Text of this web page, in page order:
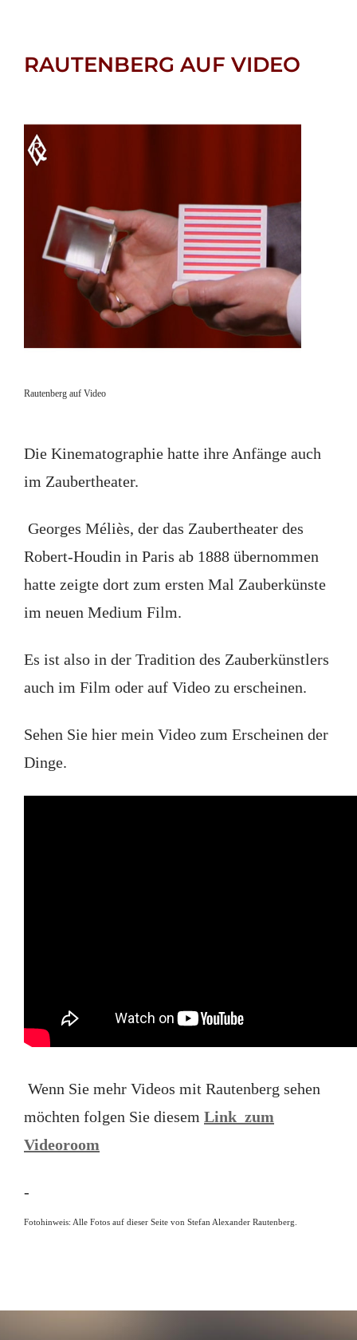
RAUTENBERG AUF VIDEO
Rautenberg auf Video
Die Kinematographie hatte ihre Anfänge auch
im Zaubertheater.
Georges Méliès, der das Zaubertheater des
Robert-Houdin in Paris ab 1888 übernommen
hatte zeigte dort zum ersten Mal Zauberkünste
im neuen Medium Film.
Es ist also in der Tradition des Zauberkünstlers
auch im Film oder auf Video zu erscheinen.
Sehen Sie hier mein Video zum Erscheinen der
Dinge.
Wenn Sie mehr Videos mit Rautenberg sehen
möchten folgen Sie diesem Link zum
Videoroom
-
Fotohinweis: Alle Fotos auf dieser Seite von Stefan Alexander Rautenberg.